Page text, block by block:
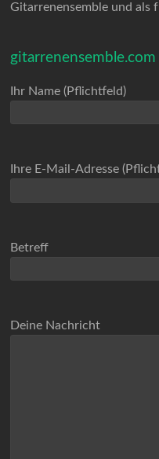
Gitarrenensemble und als
gitarrenensemble.com
Ihr Name (Pflichtfeld)
Ihre E-Mail-Adresse
Betreff
Deine Nachricht